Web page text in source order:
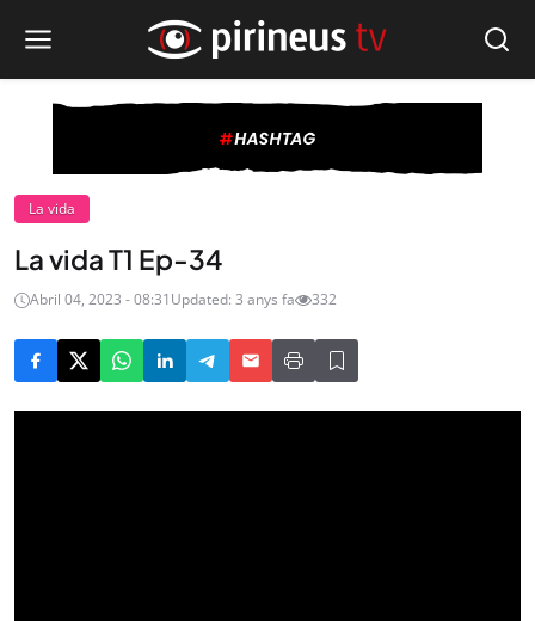
La vida
La vida T1 Ep-34
Abril 04, 2023 - 08:31Updated: 3 anys fa 332